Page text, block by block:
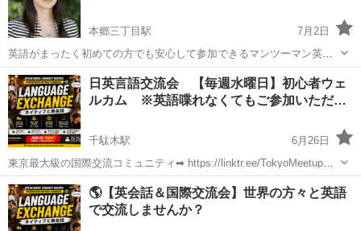
本郷三丁目駅
7月2日
英語がまったく初めての方でも安心して参加できるマンツーマン英会
話です。 難しい勉強はせず、簡単なやりとりからゆっくり英語に慣れ
ていきます。 会話を中心に進めるため、実際に使える英語を少しずつ
身につけることができます。...
東京 文京区 本郷三丁目駅 英会話 初心者
日英言語交流会 【毎週水曜日】初心者ウェ
ルカム ※英語喋れなくてもご参加いただ…
千駄木駅
6月26日
東京最大級の国際交流コミュニティ➡ https://linktr.ee/TokyoMeetup
◆━━━━━━━━━━━━━━━━━━━━◆ ㅤㅤㅤㅤㅤㅤㅤㅤㅤイベント概要
◆━━━━━━━━━━━━━━━━━━━━◆...
東京 文京区 千駄木駅 英会話 エクスチェンジ
🌎【英会話＆国際交流会】世界の方々と英語
で交流しませんか？